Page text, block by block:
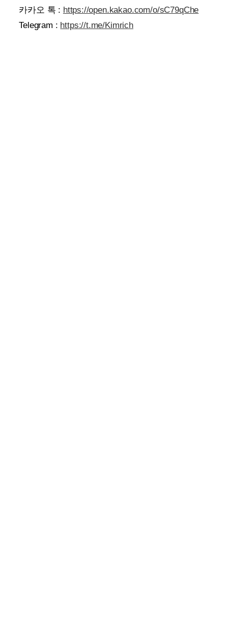
카카오 톡 : https://open.kakao.com/o/sC79qChe
Telegram : https://t.me/Kimrich